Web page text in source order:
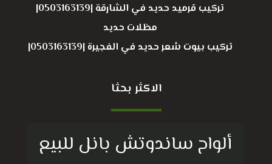
تركيب قرميد حديد في الشارقة |0503163139|
مظلات حديد
تركيب بيوت شعر حديد في الفجيرة |0503163139|
الاكثر بحثا
ألواح ساندوتش بانل للبيع